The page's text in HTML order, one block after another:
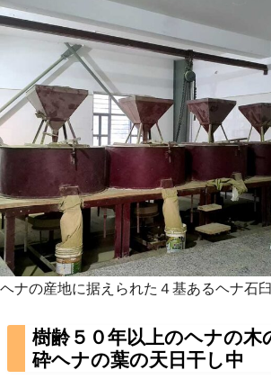
ヘナの産地に据えられた４基あるヘナ石
樹齢５０年以上のヘナの木
砕ヘナの葉の天日干し中